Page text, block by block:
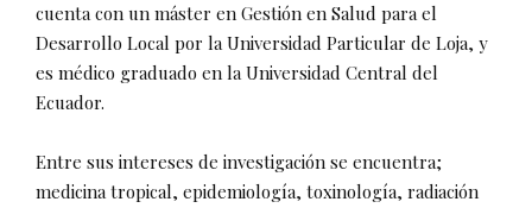
cuenta con un máster en Gestión en Salud para el
Desarrollo Local por la Universidad Particular de Loja, y
es médico graduado en la Universidad Central del
Ecuador.
Entre sus intereses de investigación se encuentra;
medicina tropical, epidemiología, toxinología, radiación